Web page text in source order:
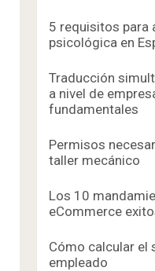
5 requisitos para
psicológica en
Traducción
a nivel de
fundamentales
Permisos
taller mecánico
Los 10
eCommerce
Cómo calcular el
empleado